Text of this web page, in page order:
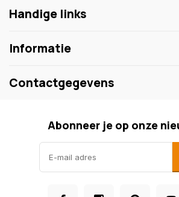
Handige links
Informatie
Contactgegevens
Abonneer je op onze